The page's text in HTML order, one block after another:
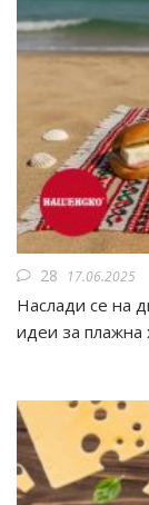
28 17.06.2025
Наслади се на
идеи за плажна